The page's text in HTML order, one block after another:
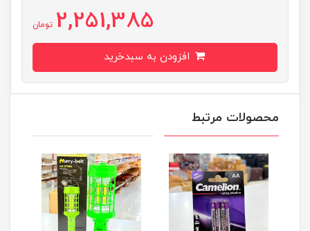
2,251,385 تومان
محصولات مرتبط